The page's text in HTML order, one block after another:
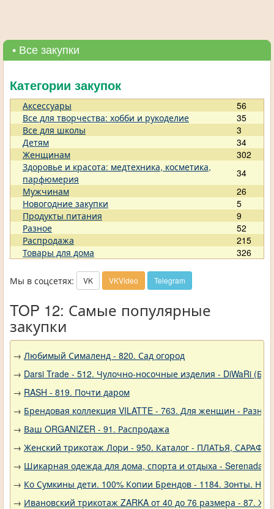
• Все закупки
Категории закупок
Аксессуары
56
Все для творчества: хобби и рукоделие
35
Все для школы
3
Детям
34
Женщинам
302
Здоровье и красота: медтехника, косметика,
парфюмерия
34
Мужчинам
26
Новогодние закупки
5
Продукты питания
9
Разное
52
Распродажа
215
Товары для дома
326
Мы в соцсетях: VK VKVideo Telegram
TOP 12: Самые популярные
закупки
→ Любимый Сималенд - 820. Сад огород
→ Darsi Trade - 512. Чулочно-носочные изделия - DiWaRi
→ RASH - 819. Почти даром
→ Брендовая коллекция VILATTE - 763. Для женщин - Разное
→ Ваш ORGANIZER - 91. Распродажа
→ Женский трикотаж Лори - 950. Каталог - ПЛАТЬЯ,
→ Шикарная одежда для дома, спорта и отдыха - Serenada -
→ Ко Сумкины дети. 100% Копии Брендов - 1184. Зонты.
→ Ивановский трикотаж ZARKA от 40 до 76 размера - 87.